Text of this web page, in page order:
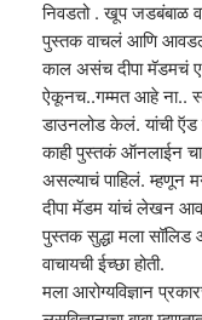
निवडतो . खूप जडबंबाळ
पुस्तक वाचलं आणि
काल असंच दीपा मॅडमचं
ऐकूनच..गम्मत आहे ना..
डाउनलोड केलं. यांची ऍड
काही पुस्तकं ऑनलाईन
असल्याचं पाहिलं.
दीपा मॅडम यांचं लेखन
पुस्तक सुद्धा मला सॉलिड
वाचायची ईच्छा होती.
मला आरोग्यविज्ञान